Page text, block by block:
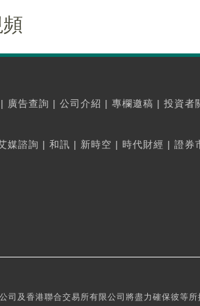
| 廣告查詢 | 公司介紹 | 專欄邀稿 | 投資者
媒諮詢 | 和訊 | 新時空 | 時代財經 | 證券
司及香港聯合交易所有限公司將盡力確保彼等